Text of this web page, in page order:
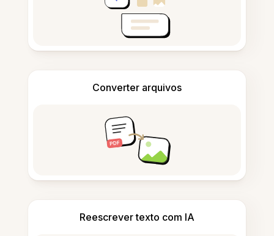
Converter arquivos
Reescrever texto com IA